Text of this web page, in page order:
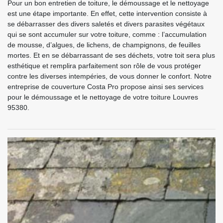
Pour un bon entretien de toiture, le démoussage et le nettoyage
est une étape importante. En effet, cette intervention consiste à
se débarrasser des divers saletés et divers parasites végétaux
qui se sont accumuler sur votre toiture, comme : l’accumulation
de mousse, d’algues, de lichens, de champignons, de feuilles
mortes. Et en se débarrassant de ses déchets, votre toit sera plus
esthétique et remplira parfaitement son rôle de vous protéger
contre les diverses intempéries, de vous donner le confort. Notre
entreprise de couverture Costa Pro propose ainsi ses services
pour le démoussage et le nettoyage de votre toiture Louvres
95380.